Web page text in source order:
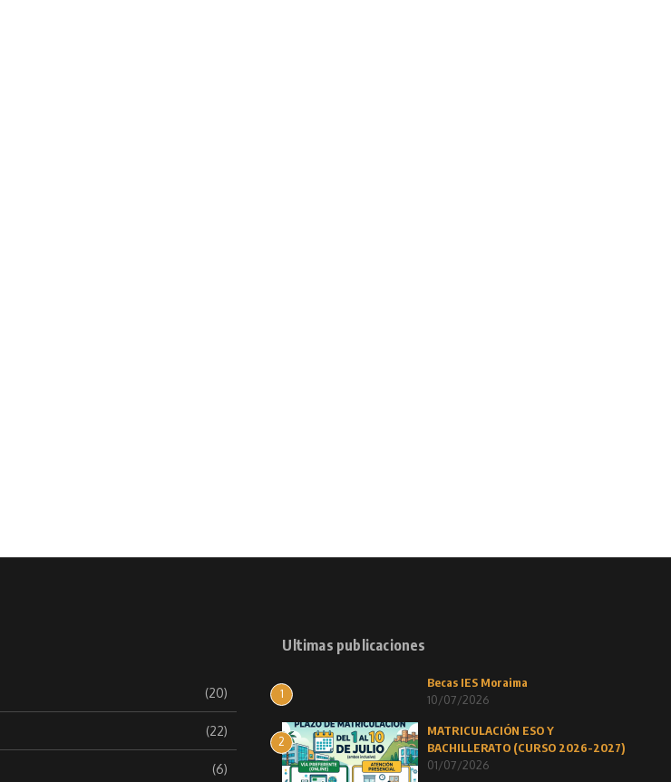
(20)
(22)
(6)
Ultimas publicaciones
1
Becas IES Moraima
10/07/2026
2
MATRICULACIÓN ESO Y
BACHILLERATO (CURSO 2026-2027)
01/07/2026